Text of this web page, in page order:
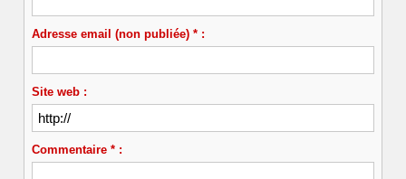
Adresse email (non publiée) * :
Site web :
Commentaire * :